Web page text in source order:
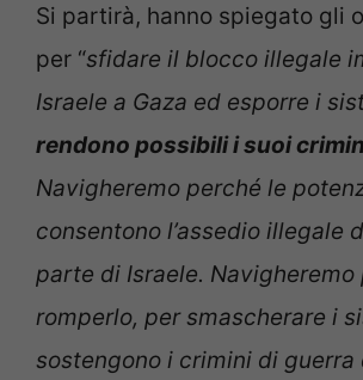
Si partirà, hanno spiegato gli
per “sfidare il blocco illegale
Israele a Gaza ed esporre i
rendono possibili i suoi
Navigheremo perché le
consentono l’assedio illegale
parte di Israele. Navigheremo
romperlo, per smascherare i
sostengono i crimini di guerra